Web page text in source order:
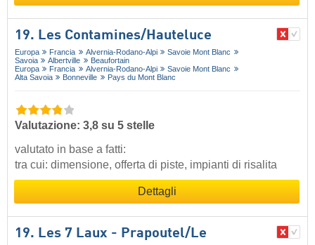
19. Les Contamines/​Hauteluce
Europa Francia Alvernia-Rodano-Alpi
Savoie Mont Blanc
Savoia
Albertville
Beaufortain
Europa
Francia Alvernia-Rodano-Alpi
Savoie Mont Blanc
Alta Savoia
Bonneville Pays du Mont Blanc
Valutazione: 3,8 su 5 stelle
valutato in base a fatti:
tra cui: dimensione, offerta di piste, impianti di risalita
Dettagli
19. Les 7 Laux - Prapoutel/​Le